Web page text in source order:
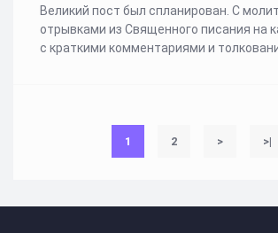
Великий пост был спланирован. С
отрывками из Священного писания на
с краткими комментариями и
1 2 > >|